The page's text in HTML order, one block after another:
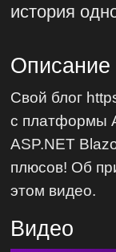
история
Описание
Свой блог
с платформы
ASP.NET
плюсов! Об
этом видео.
Видео